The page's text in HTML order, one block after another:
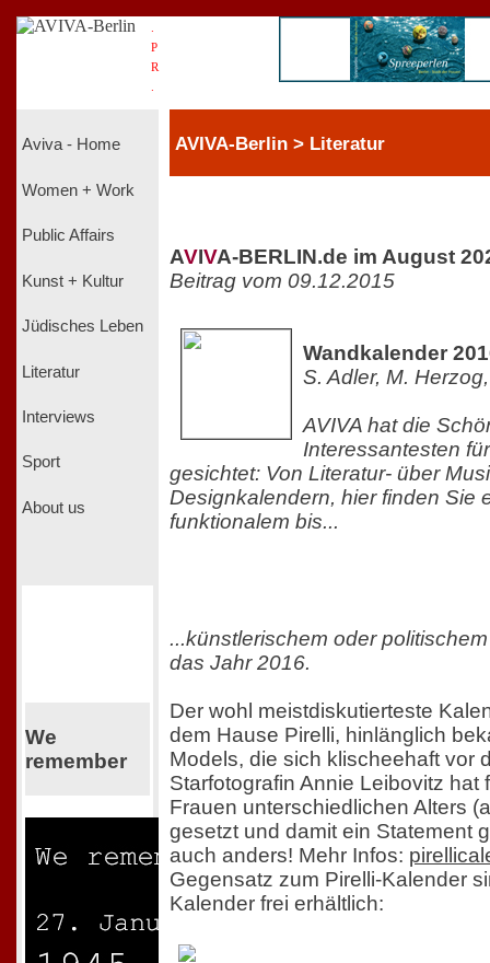
P
R
Aviva - Home
Women + Work
Public Affairs
Kunst + Kultur
Jüdisches Leben
Literatur
Interviews
Sport
About us
We
remember
AVIVA-Berlin > Literatur
AVIVA-BERLIN.de im August
Beitrag vom 09.12.2015
Wandkalender
S. Adler, M.
AVIVA hat die
Interessantesten
gesichtet: Von Literatur- über
Designkalendern, hier finden Sie
funktionalem bis...
...künstlerischem oder
das Jahr 2016.
Der wohl meistdiskutierteste
dem Hause Pirelli, hinlänglich
Models, die sich klischeehaft vor
Starfotografin Annie Leibovitz hat
Frauen unterschiedlichen Alters
gesetzt und damit ein Statement
auch anders! Mehr Infos:
Gegensatz zum Pirelli-Kalender
Kalender frei erhältlich: